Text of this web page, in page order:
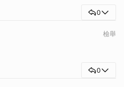
0
檢舉
0